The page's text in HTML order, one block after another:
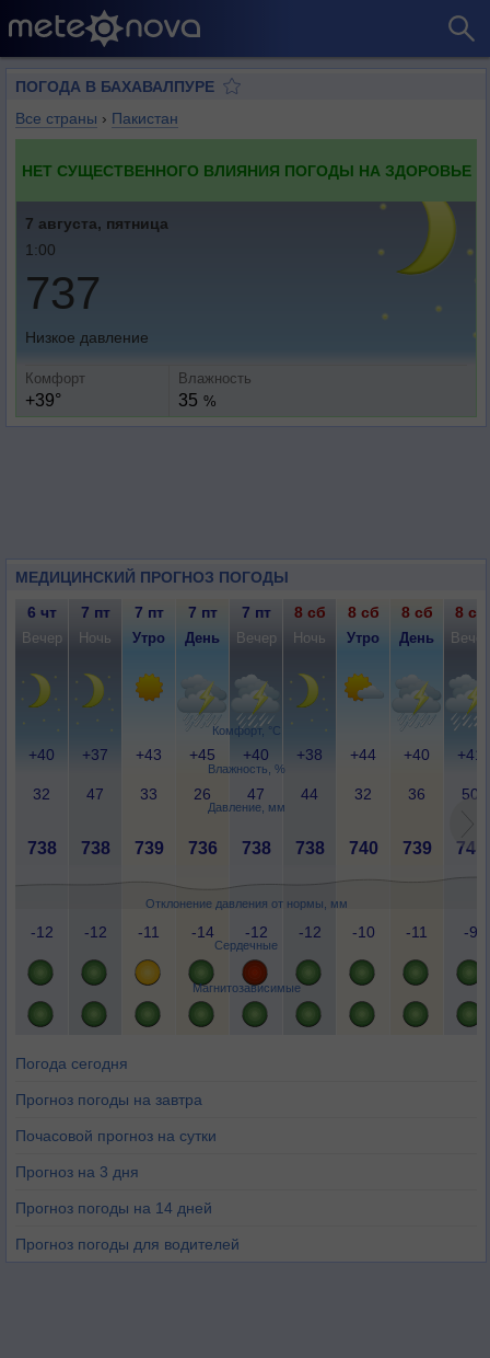
ПОГОДА В БАХАВАЛПУРЕ
Все страны › Пакистан
НЕТ СУЩЕСТВЕННОГО ВЛИЯНИЯ ПОГОДЫ НА ЗДОРОВЬЕ
7 августа, пятница
1:00
737
Низкое давление
Комфорт
+39°
Влажность
35 %
МЕДИЦИНСКИЙ ПРОГНОЗ ПОГОДЫ
Комфорт, °C
Влажность, %
Давление, мм
Отклонение давления от нормы, мм
Сердечные
Магнитозависимые
6 чт 7 пт 7 пт 7 пт 7 пт 8 сб 8 сб 8 сб 8 сб
Вечер Ночь Утро День Вечер Ночь Утро День Вечер
+40 +37 +43 +45 +40 +38 +44 +40 +41
32 47 33 26 47 44 32 36 50
738 738 739 736 738 738 740 739 741
-12 -12 -11 -14 -12 -12 -10 -11 -9
Погода сегодня
Прогноз погоды на завтра
Почасовой прогноз на сутки
Прогноз на 3 дня
Прогноз погоды на 14 дней
Прогноз погоды для водителей